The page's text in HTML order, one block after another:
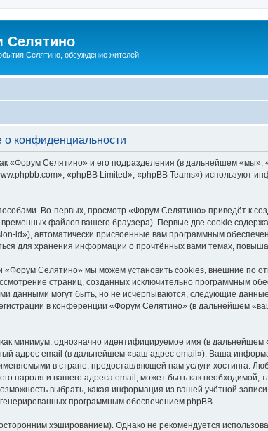
Селятино
Селятино, обсуждение жителей
конфиденциальности
«Форум Селятино» и его подразделения (в дальнейшем
«phpBB Limited», «phpBB Teams») используют
Во-первых, просмотр «Форум Селятино» приведёт к
файлов вашего браузера). Первые две cookie
id»), автоматически присвоенные вам программным
для хранения информации о прочтённых вами темах,
«Форум Селятино» мы можем установить cookies, внешние по
страниц, созданных исключительно программным
данными могут быть, но не исчерпываются, следующие
в конференции «Форум Селятино» (в дальнейшем
минимум, однозначно идентифицируемое имя (в
адрес email (в дальнейшем «ваш адрес email»). Ваша
в стране, предоставляющей нам услуги хостинга.
пароля и вашего адреса email, может быть как
выбрать, какая информация из вашей учётной
программным обеспечением phpBB.
хэшированием). Однако не рекомендуется